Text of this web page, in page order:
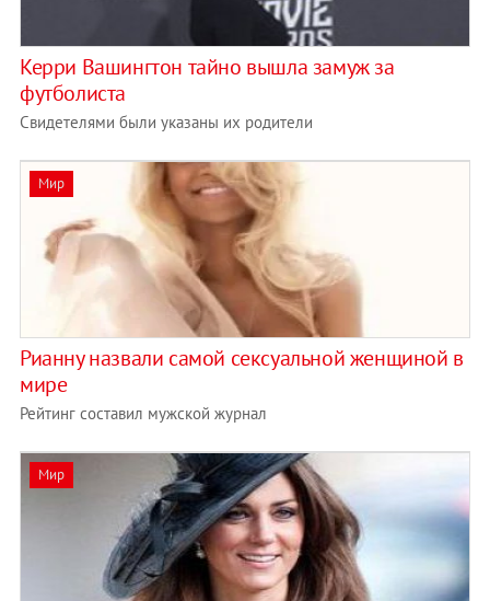
Керри Вашингтон тайно вышла замуж за
футболиста
Свидетелями были указаны их родители
Мир
Рианну назвали самой сексуальной женщиной в
мире
Рейтинг составил мужской журнал
Мир